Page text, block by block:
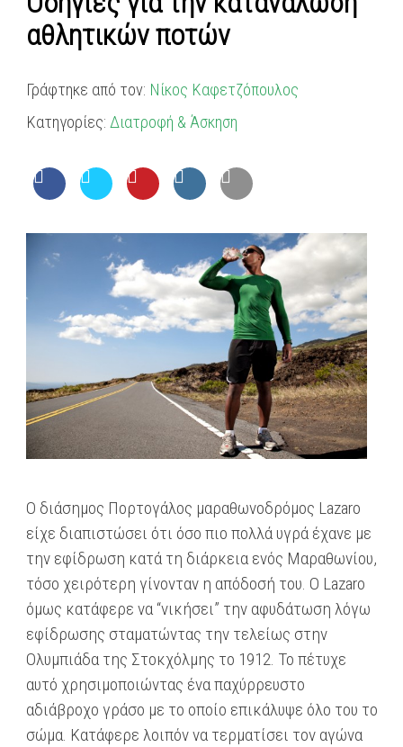
αθλητικών ποτών
Γράφτηκε από τον: Νίκος Καφετζόπουλος
Κατηγορίες: Διατροφή & Άσκηση
Ο διάσημος Πορτογάλος μαραθωνοδρόμος Lazaro
είχε διαπιστώσει ότι όσο πιο πολλά υγρά έχανε με
την εφίδρωση κατά τη διάρκεια ενός Μαραθωνίου,
τόσο χειρότερη γίνονταν η απόδοσή του. Ο Lazaro
όμως κατάφερε να “νικήσει” την αφυδάτωση λόγω
εφίδρωσης σταματώντας την τελείως στην
Ολυμπιάδα της Στοκχόλμης το 1912. Το πέτυχε
αυτό χρησιμοποιώντας ένα παχύρρευστο
αδιάβροχο γράσο με το οποίο επικάλυψε όλο του το
σώμα. Κατάφερε λοιπόν να τερματίσει τον αγώνα